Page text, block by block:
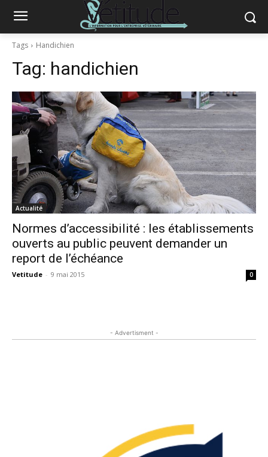
Tags Handichien
Tag: handichien
Actualité
Normes d’accessibilité : les établissements
ouverts au public peuvent demander un
report de l’échéance
Vetitude - 9 mai 2015 0
- Advertisment -